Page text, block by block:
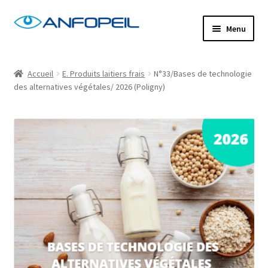
Aller
navigation
Aller
Menu
Actus
Commande
Confirm Subscription
Formations mixtes
Accueil E. Produits laitiers frais
N°33/Bases de technologie
des alternatives végétales/ 2026 (Poligny)